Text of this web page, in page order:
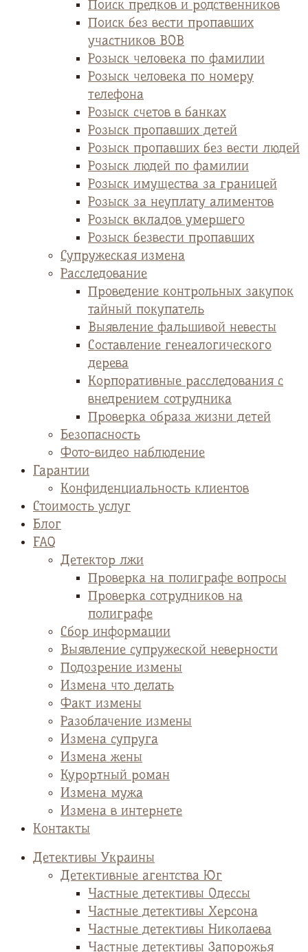
Поиск предков и родственников
Поиск без вести пропавших
участников ВОВ
Розыск человека по фамилии
Розыск человека по номеру
телефона
Розыск счетов в банках
Розыск пропавших детей
Розыск пропавших без вести людей
Розыск людей по фамилии
Розыск имущества за границей
Розыск за неуплату алиментов
Розыск вкладов умершего
Розыск безвести пропавших
Супружеская измена
Расследование
Проведение контрольных закупок
тайный покупатель
Выявление фальшивой невесты
Cоставление генеалогического
дерева
Корпоративные расследования с
внедрением сотрудника
Проверка образа жизни детей
Безопасность
Фото-видео наблюдение
Гарантии
Конфиденциальность клиентов
Стоимость услуг
Блог
FAQ
Детектор лжи
Проверка на полиграфе вопросы
Проверка сотрудников на
полиграфе
Сбор информации
Выявление супружеской неверности
Подозрение измены
Измена что делать
Факт измены
Разоблачение измены
Измена супруга
Измена жены
Курортный роман
Измена мужа
Измена в интернете
Контакты
Детективы Украины
Детективные агентства Юг
Частные детективы Одессы
Частные детективы Херсона
Частные детективы Николаева
Частные детективы Запорожья